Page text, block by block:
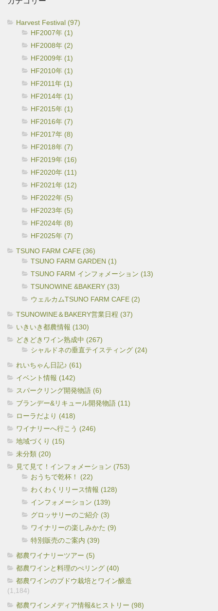
Harvest Festival (97)
HF2007年 (1)
HF2008年 (2)
HF2009年 (1)
HF2010年 (1)
HF2011年 (1)
HF2014年 (1)
HF2015年 (1)
HF2016年 (7)
HF2017年 (8)
HF2018年 (7)
HF2019年 (16)
HF2020年 (11)
HF2021年 (12)
HF2022年 (5)
HF2023年 (5)
HF2024年 (8)
HF2025年 (7)
TSUNO FARM CAFE (36)
TSUNO FARM GARDEN (1)
TSUNO FARM インフォメーション (13)
TSUNOWINE &BAKERY (33)
ウェルカムTSUNO FARM CAFE (2)
TSUNOWINE＆BAKERY営業日程 (37)
いきいき都農情報 (130)
どきどきワイン熟成中 (267)
シャルドネの垂直テイスティング (24)
れいちゃん日記♪ (61)
イベント情報 (142)
スパークリング開発物語 (6)
ブランデー&リキュール開発物語 (11)
ローラだより (418)
ワイナリーへ行こう (246)
地域づくり (15)
未分類 (20)
見て見て！インフォメーション (753)
おうちで乾杯！ (22)
わくわくリリース情報 (128)
インフォメーション (139)
グロッサリーのご紹介 (3)
ワイナリーの楽しみかた (9)
特別販売のご案内 (39)
都農ワイナリーツアー (5)
都農ワインと料理のぺリング (40)
都農ワインのブドウ栽培とワイン醸造
(1,184)
都農ワインメディア情報&ヒストリー (98)